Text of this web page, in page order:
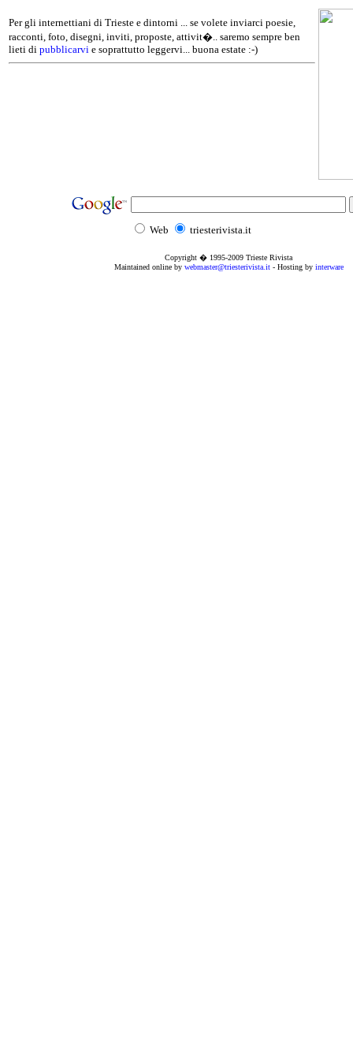
Per gli internettiani di Trieste e dintorni ... se volete inviarci poesie,
racconti, foto, disegni, inviti, proposte, attivit�.. saremo sempre ben
lieti di pubblicarvi e soprattutto leggervi... buona estate :-)
Web triesterivista.it
Copyright � 1995-2009 Trieste Rivista
Maintained online by webmaster@triesterivista.it- Hosting by interware